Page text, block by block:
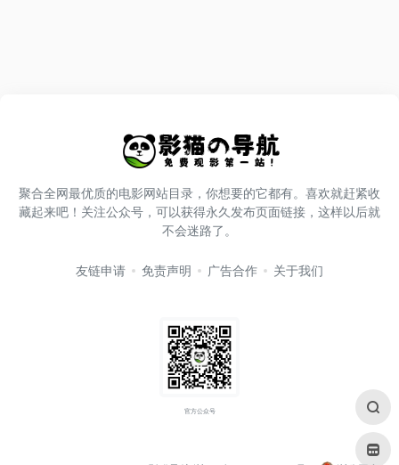
聚合全网最优质的电影网站目录，你想要的它都有。喜欢就赶紧收
藏起来吧！关注公众号，可以获得永久发布页面链接，这样以后就
不会迷路了。
友链申请 免责声明 广告合作 关于我们
官方公众号